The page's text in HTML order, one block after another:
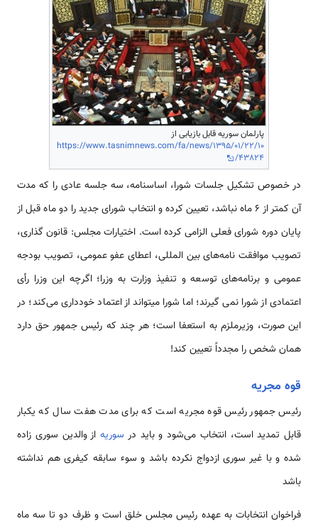
پارلمان سوریه قابل بازیابی از
https://www.tasnimnews.com/fa/news/1395/01/22/10
43824/
در خصوص تشکیل جلسات شورا، اساسنامه، سه جلسه عادی را که مدت
آن کمتر از 6 ماه نباشد، تعیین کرده و انتخاب شورای جدید را دو ماه قبل از
پایان دوره شورای فعلی الزامی کرده ‌‌‌‌‌‌‌است. اختیارات مجلس: قانون گذاری،
تصویب موافقت نامه­‌‌‌‌‌‌‌‌های بین ­المللی، اعطای عفو عمومی، تصویب بودجه
عمومی و برنامه­‌‌‌‌‌‌‌‌های توسعه و تنفیذ وزارت به وزرا؛ اگرچه این وزرا رأی
اعتمادی از شورا نمی گیرند؛ اما شورا می­تو‌‌‌‌‌‌‌‌‌‌‌‌‌‌‌‌‌‌‌‌‌‌‌‌اند از اعتماد خودداری ‌‌‌‌‌‌‌‌‌‌‌‌‌‌‌‌می‌کند؛ در
این صورت، وزیرملزم به ‌‌‌‌‌‌‌استعفا ‌‌‌‌‌‌‌است؛ هر چند که رئیس جمهور حق دارد
همان شخص را مجدداً تعیین کند!
قوه مجریه
رئیس جمهور رئیس قوه مجریه ‌‌‌‌‌‌‌است که برای مدت هفت سال که یکبار
قابل تمدید ‌‌‌‌‌‌‌است، انتخاب ‌‌‌‌‌‌‌‌می‌شود و باید در سوریه از والدین سوری زاده
شده و با غیر سوری ازدواج نکرده باشد و سوء سابقه کیفری هم نداشته
باشد
فراخوان انتخابات به عهده رئیس مجلس خلق ‌‌‌‌‌‌‌است و ظرف دو تا سه ماه